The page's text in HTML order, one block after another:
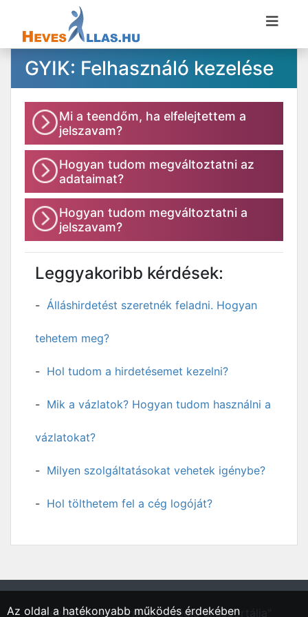
GYIK: Felhasználó kezelése
Mi a teendőm, ha elfelejtettem a
jelszavam?
Hogyan tudom megváltoztatni az
adataimat?
Hogyan tudom megváltoztatni a
jelszavam?
Leggyakoribb kérdések:
Álláshirdetést szeretnék feladni. Hogyan
tehetem meg?
Hol tudom a hirdetésemet kezelni?
Mik a vázlatok? Hogyan tudom használni a
vázlatokat?
Milyen szolgáltatásokat vehetek igénybe?
Hol tölthetem fel a cég logóját?
"Heves, Heves vármegyei régió állásportálja"
Az oldal a hatékonyabb működés érdekében